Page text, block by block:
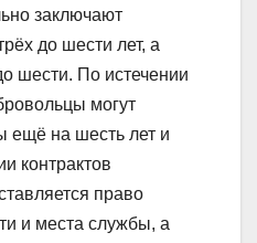
заключают
до шести лет, а
шести. По истечении
могут
ещё на шесть лет и
контрактов
право
и места службы, а